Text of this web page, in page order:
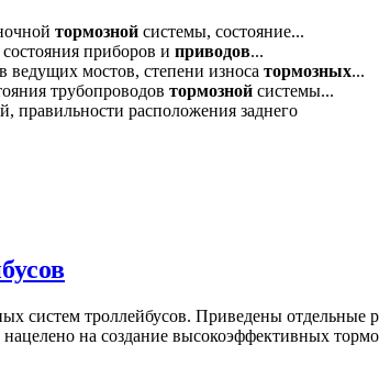
тормозной системы, состояние...
приборов и приводов...
ведущих мостов, степени износа тормозных...
трубопроводов тормозной системы...
правильности расположения заднего
систем троллейбусов. Приведены отдельные
на создание высокоэффективных